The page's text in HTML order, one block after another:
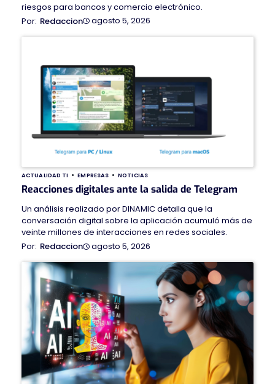
riesgos para bancos y comercio electrónico.
Redaccion
agosto 5, 2026
ACTUALIDAD TI EMPRESAS NOTICIAS
Reacciones digitales ante la salida de Telegram
Un análisis realizado por DINAMIC detalla que la
conversación digital sobre la aplicación acumuló más de
veinte millones de interacciones en redes sociales.
Redaccion
agosto 5, 2026